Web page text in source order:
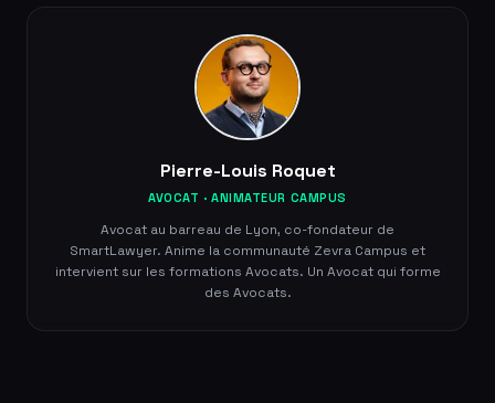
Pierre-Louis Roquet
AVOCAT · ANIMATEUR CAMPUS
Avocat au barreau de Lyon, co-fondateur de
SmartLawyer. Anime la communauté Zevra Campus et
intervient sur les formations Avocats. Un Avocat qui forme
des Avocats.